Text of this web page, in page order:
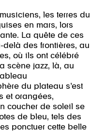
les terres du
en mars, lors
La quête de ces
delà des frontières, au
où ils ont célébré
scène jazz, là, au
du plateau s’est
et orangées,
coucher de soleil se
de bleu, tels des
ponctuer cette belle